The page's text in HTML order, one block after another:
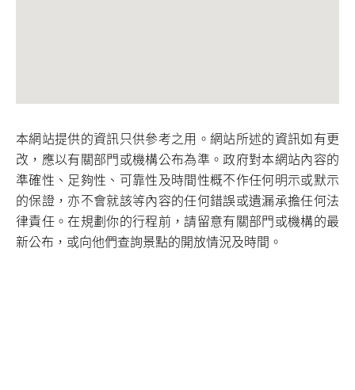
本網站提供的資訊只供參考之用。網站所述的資訊如有更
改，應以有關部門或機構公布為準。政府對本網站內容的
準確性、足夠性、可靠性及時間性概不作任何明示或默示
的保證，亦不會就該等內容的任何錯誤或遺漏承擔任何法
律責任。在規劃你的行程前，請留意有關部門或機構的最
新公布，或向他們查詢景點的開放情況及時間。